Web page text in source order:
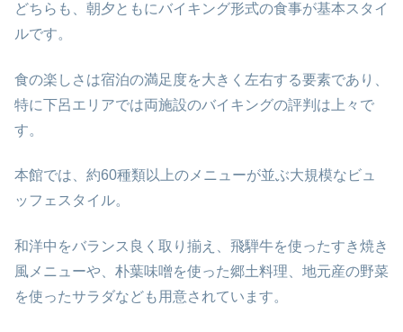
どちらも、朝夕ともにバイキング形式の食事が基本スタイ
ルです。
食の楽しさは宿泊の満足度を大きく左右する要素であり、
特に下呂エリアでは両施設のバイキングの評判は上々で
す。
本館では、約60種類以上のメニューが並ぶ大規模なビュ
ッフェスタイル。
和洋中をバランス良く取り揃え、飛騨牛を使ったすき焼き
風メニューや、朴葉味噌を使った郷土料理、地元産の野菜
を使ったサラダなども用意されています。